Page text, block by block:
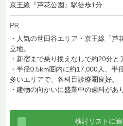
京王線『芦花公園』駅徒歩1分
PR
・人気の世田谷エリア・京王線「
立地。
・新宿まで乗り換えなしで約20分と
・半径0.5km圏内に約17,000人、半
多いエリアで、各科目診療圏良好。
・建物の向かいに盛業中の歯科があ